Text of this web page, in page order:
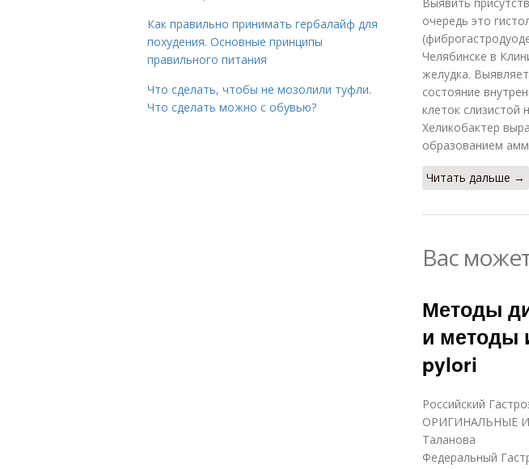
очередь это
Челябинске в
желудка.
состояние
клеток
Хеликобактер
образованием
Читать дальше →
Вас
Методы
и методы
pylori
Российский
ОРИГИНАЛЬНЫЕ
Таланова
Федеральный
Как правильно принимать гербалайф для
похудения. Основные принципы
правильного питания
Что сделать, чтобы не мозолили туфли.
Что сделать можно с обувью?